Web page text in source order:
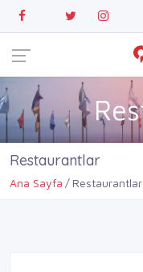
Restaurantlar
Ana Sayfa Restaurantlar